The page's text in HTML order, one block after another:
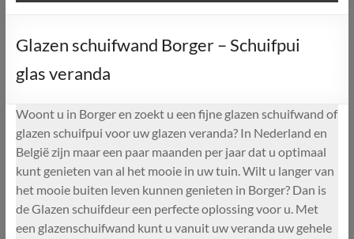
Glazen schuifwand Borger – Schuifpui
glas veranda
Woont u in Borger en zoekt u een fijne glazen schuifwand of
glazen schuifpui voor uw glazen veranda? In Nederland en
België zijn maar een paar maanden per jaar dat u optimaal
kunt genieten van al het mooie in uw tuin. Wilt u langer van
het mooie buiten leven kunnen genieten in Borger? Dan is
de Glazen schuifdeur een perfecte oplossing voor u. Met
een glazenschuifwand kunt u vanuit uw veranda uw gehele